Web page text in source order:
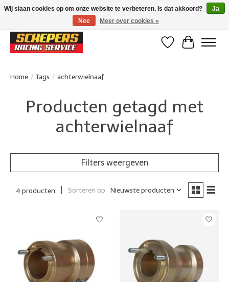
Klanten beoordelen ons met een 4,8/5 op Google reviews
Verlanglijst
Home / Tags / achterwielnaaf
Producten getagd met
achterwielnaaf
Filters weergeven
4 producten Sorteren op Nieuwste producten
Wij slaan cookies op om onze website te verbeteren. Is dat akkoord?
Ja
Nee
Meer over cookies »